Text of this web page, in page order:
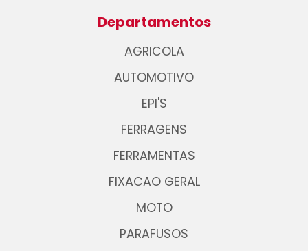
Departamentos
AGRICOLA
AUTOMOTIVO
EPI'S
FERRAGENS
FERRAMENTAS
FIXACAO GERAL
MOTO
PARAFUSOS